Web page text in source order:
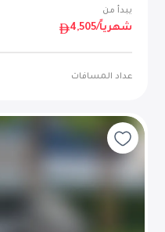
يبدأ من
4,505 /شهرياً
عداد المسافات